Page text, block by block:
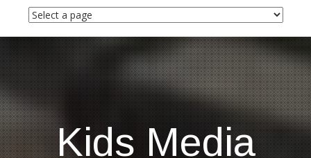
i
c
o
Kids Media